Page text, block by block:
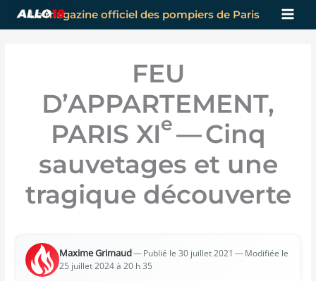
Aller
au
Le magazine officiel des pompiers de Paris
FEU
D’APPARTEMENT,
PARIS XIe— Cinq
sauvetages et une
tragique découverte
Maxime Gri­maud— Publié le 30 juillet 2021 — Modi­fiée le
25 juillet 2024 à 20 h 35